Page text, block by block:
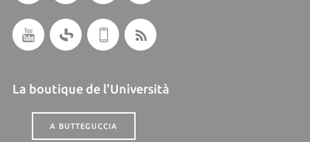
La boutique de l'Università
A BUTTEGUCCIA